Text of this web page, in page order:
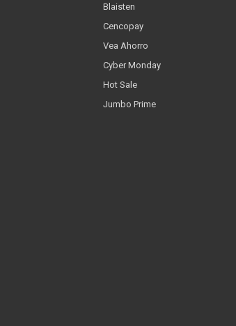
Blaisten
Cencopay
Vea Ahorro
Cyber Monday
Hot Sale
Jumbo Prime